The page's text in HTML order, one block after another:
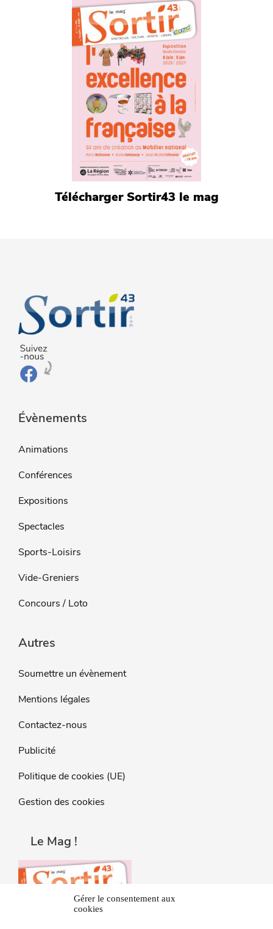
Gérer le consentement aux
cookies
Télécharger Sortir43 le mag
Évènements
Animations
Conférences
Expositions
Spectacles
Sports-Loisirs
Vide-Greniers
Concours / Loto
Autres
Soumettre un évènement
Mentions légales
Contactez-nous
Publicité
Politique de cookies (UE)
Gestion des cookies
Le Mag !